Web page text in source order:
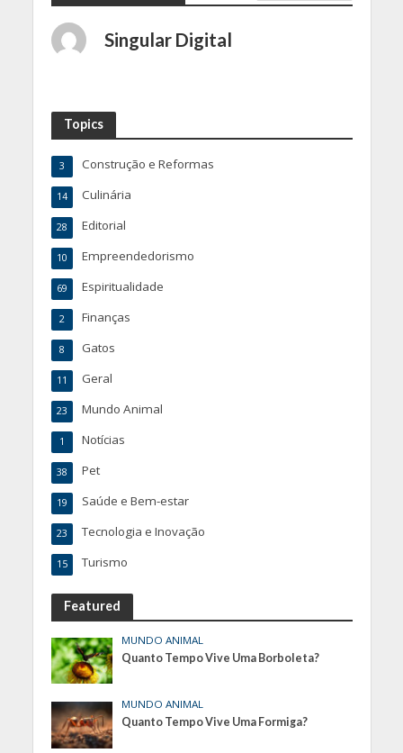
Singular Digital
Topics
Construção e Reformas
3
Culinária
14
Editorial
28
Empreendedorismo
10
Espiritualidade
69
Finanças
2
Gatos
8
Geral
11
Mundo Animal
23
Notícias
1
Pet
38
Saúde e Bem-estar
19
Tecnologia e Inovação
23
Turismo
15
Featured
MUNDO ANIMAL
Quanto Tempo Vive Uma Borboleta?
MUNDO ANIMAL
Quanto Tempo Vive Uma Formiga?